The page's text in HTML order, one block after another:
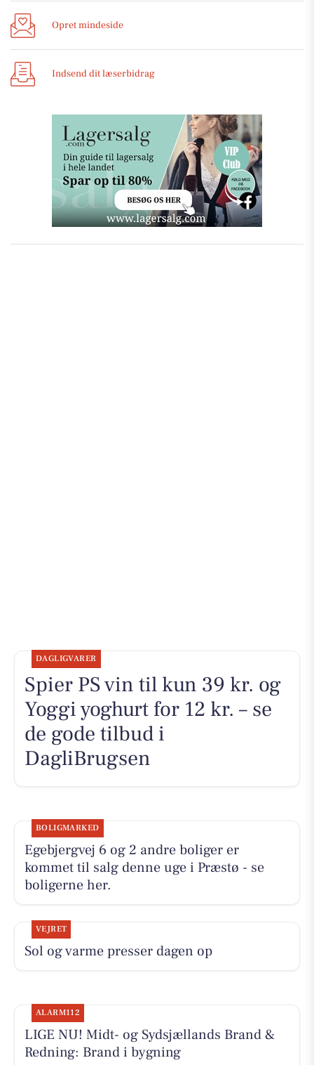
Opret mindeside
Indsend dit læserbidrag
DAGLIGVARER
Spier PS vin til kun 39 kr. og
Yoggi yoghurt for 12 kr. – se
de gode tilbud i
DagliBrugsen
BOLIGMARKED
Egebjergvej 6 og 2 andre boliger er
kommet til salg denne uge i Præstø - se
boligerne her.
VEJRET
Sol og varme presser dagen op
ALARM112
LIGE NU! Midt- og Sydsjællands Brand &
Redning: Brand i bygning